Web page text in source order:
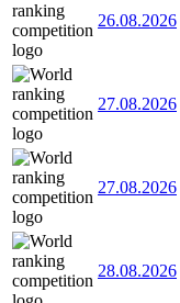
26.08.2026
27.08.2026
27.08.2026
28.08.2026